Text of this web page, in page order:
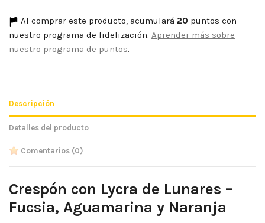
Al comprar este producto, acumulará 20 puntos con
nuestro programa de fidelización. Aprender más sobre
nuestro programa de puntos.
Descripción
Detalles del producto
Comentarios (0)
Crespón con Lycra de Lunares –
Fucsia, Aguamarina y Naranja